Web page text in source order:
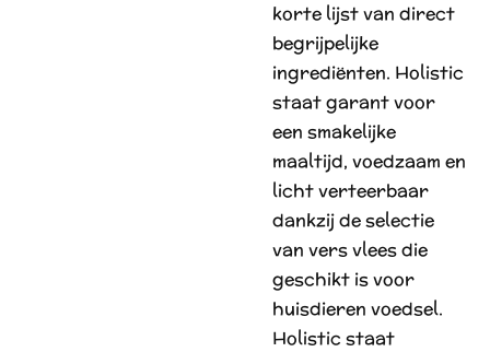
korte lijst van direct
begrijpelijke
ingrediënten. Holistic
staat garant voor
een smakelijke
maaltijd, voedzaam en
licht verteerbaar
dankzij de selectie
van vers vlees die
geschikt is voor
huisdieren voedsel.
Holistic staat